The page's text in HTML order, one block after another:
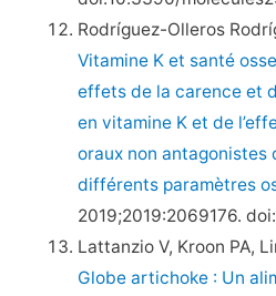
Rodríguez-Olleros
Vitamine K et santé
effets de la carence et
en vitamine K et de
oraux non antagonistes
différents paramètres
2019;2019:2069176.
Lattanzio V, Kroon PA,
Globe artichoke : Un